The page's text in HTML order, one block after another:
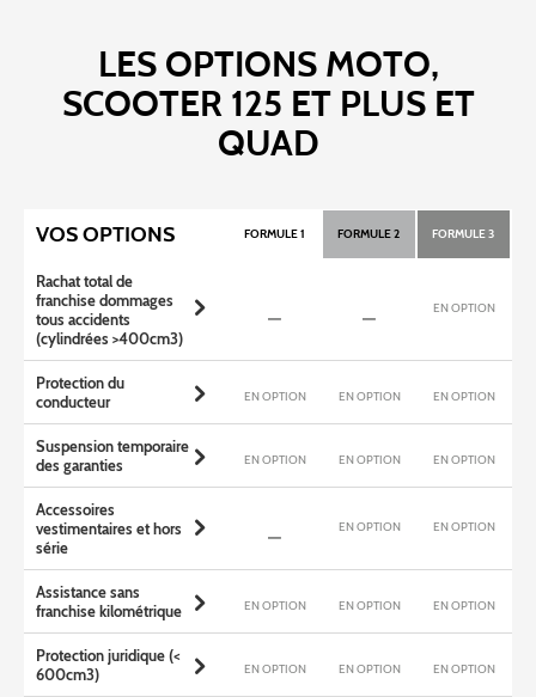
LES OPTIONS MOTO,
SCOOTER 125 ET PLUS ET
QUAD
VOS OPTIONS FORMULE 1 FORMULE 2 FORMULE 3
Rachat total de
franchise dommages
tous accidents
(cylindrées >400cm3)
EN OPTION
Protection du
conducteur
EN OPTION EN OPTION EN OPTION
Suspension temporaire
des garanties
EN OPTION EN OPTION EN OPTION
Accessoires
vestimentaires et hors
série
EN OPTION EN OPTION
Assistance sans
franchise kilométrique
EN OPTION EN OPTION EN OPTION
Protection juridique (<
600cm3)
EN OPTION EN OPTION EN OPTION